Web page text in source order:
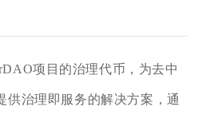
项目的治理代币，为去中
供治理即服务的解决方案，通